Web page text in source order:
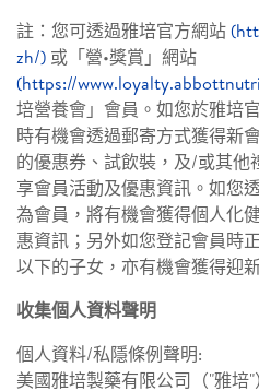
註：您可透過雅培官方網站
zh/) 或「營•獎賞」網站
(https://
培營養會」會員。如您於雅培
時有機會透過郵寄方式獲得新
的優惠券、試飲裝，及/或其他
享會員活動及優惠資訊。如您
為會員，將有機會獲得個人化
惠資訊；另外如您登記會員時
以下的子女，亦有機會獲得迎
收集個人資料聲明
個人資料/私隱條例聲明:
美國雅培製藥有限公司（"雅培